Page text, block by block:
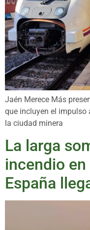
Jaén Merece Más
que incluyen el impulso
la ciudad minera
La larga
incendio
España